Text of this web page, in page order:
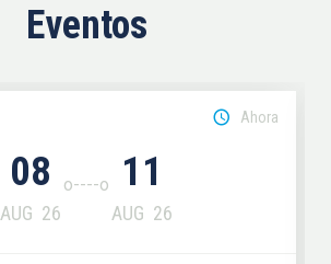
Eventos
08
AUG 26
11
AUG 26
Ahora